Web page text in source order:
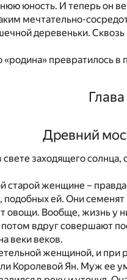
юность. И теперь он
мечтательно-
деревеньки.
превратилось в
Глава
Древний
свете заходящего
старой женщине –
подобных ей. Они
овощи. Вообще, жизнь у
вдруг совершают
веки веков.
женщиной, и
Королевой Ян. Муж ее